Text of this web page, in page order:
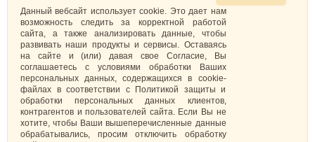
+7 (499) 322-28-29
pirojenka.rf@gmail.com
Москва, Павелецкая набережная 10к1
ИНН: 773575794220
Самозанятая Кретова Анастасия Юрьевна
Данный вебсайт использует cookie. Это дает нам
возможность следить за корректной работой
сайта, а также анализировать данные, чтобы
развивать наши продукты и сервисы. Оставаясь
на сайте и (или) давая свое Согласие, Вы
соглашаетесь с условиями обработки Ваших
персональных данных, содержащихся в cookie-
файлах в соответствии с Политикой защиты и
обработки персональных данных клиентов,
контрагентов и пользователей сайта. Если Вы не
хотите, чтобы Ваши вышеперечисленные данные
обрабатывались, просим отключить обработку